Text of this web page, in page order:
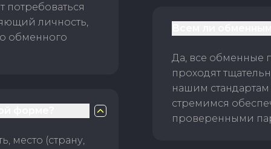
личность,
обменного
место (страну,
Да, все обменные
проходят
нашим
стремимся
проверенными